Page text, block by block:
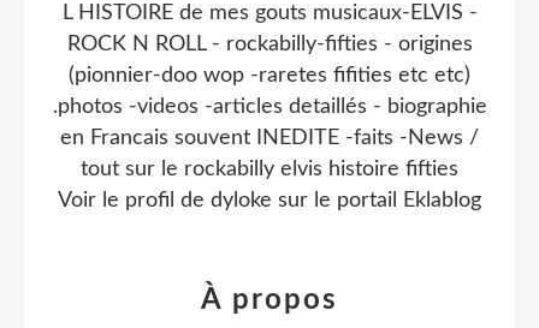
L HISTOIRE de mes gouts musicaux-ELVIS -
ROCK N ROLL - rockabilly-fifties - origines
(pionnier-doo wop -raretes fifities etc etc)
.photos -videos -articles detaillés - biographie
en Francais souvent INEDITE -faits -News /
tout sur le rockabilly elvis histoire fifties
Voir le profil de dyloke sur le portail Eklablog
À propos